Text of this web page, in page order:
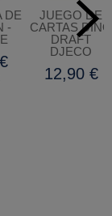
DE
-
JUEGO DE
CARTAS DINO
DRAFT
DJECO
12,90 €